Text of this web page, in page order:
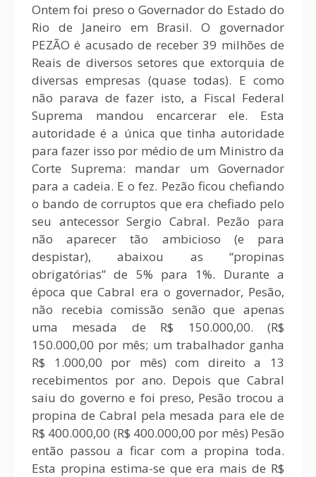
Ontem foi preso o Governador do Estado do
Rio de Janeiro em Brasil. O governador
PEZÃO é acusado de receber 39 milhões de
Reais de diversos setores que extorquia de
diversas empresas (quase todas). E como
não parava de fazer isto, a Fiscal Federal
Suprema mandou encarcerar ele. Esta
autoridade é a única que tinha autoridade
para fazer isso por médio de um Ministro da
Corte Suprema: mandar um Governador
para a cadeia. E o fez. Pezão ficou chefiando
o bando de corruptos que era chefiado pelo
seu antecessor Sergio Cabral. Pezão para
não aparecer tão ambicioso (e para
despistar), abaixou as “propinas
obrigatórias” de 5% para 1%. Durante a
época que Cabral era o governador, Pesão,
não recebia comissão senão que apenas
uma mesada de R$ 150.000,00. (R$
150.000,00 por mês; um trabalhador ganha
R$ 1.000,00 por mês) com direito a 13
recebimentos por ano. Depois que Cabral
saiu do governo e foi preso, Pesão trocou a
propina de Cabral pela mesada para ele de
R$ 400.000,00 (R$ 400.000,00 por mês) Pesão
então passou a ficar com a propina toda.
Esta propina estima-se que era mais de R$